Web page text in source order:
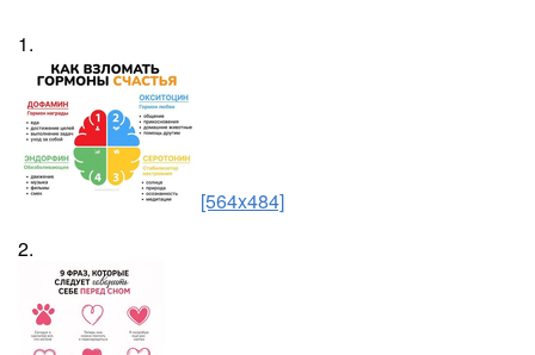
1.
[564x484]
2.